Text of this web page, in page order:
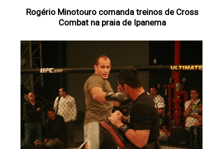
Rogério Minotouro comanda treinos de Cross
Combat na praia de Ipanema